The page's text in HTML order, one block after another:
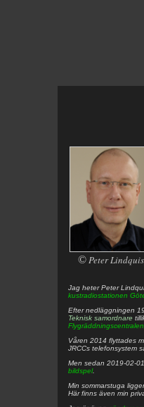
© Peter
Jag heterPeter
kustradiostationen
Efter nedläggningen
Teknisk samordnare
Flygräddningscentralen
Våren 2014 flyttades
JRCCs telefonsystem
Men sedan 2019-02-
bildspel.
Min sommarstuga
Här finns även min